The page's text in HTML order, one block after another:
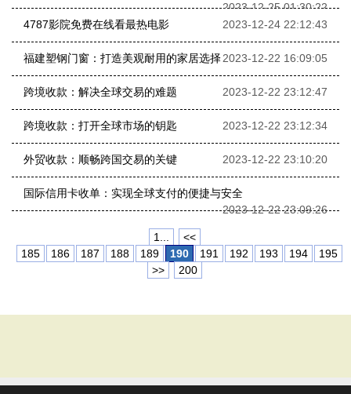
2023-12-25 01:30:22
4787影院免费在线看最热电影
2023-12-24 22:12:43
福建塑钢门窗：打造美观耐用的家居选择2023-12-22 16:09:05
跨境收款：解决全球交易的难题 2023-12-22 23:12:47
跨境收款：打开全球市场的钥匙 2023-12-22 23:12:34
外贸收款：顺畅跨国交易的关键 2023-12-22 23:10:20
国际信用卡收单：实现全球支付的便捷与安全
2023-12-22 23:09:26
1...
<<
185
186 187 188 189 190 191 192 193 194
195
>>
200